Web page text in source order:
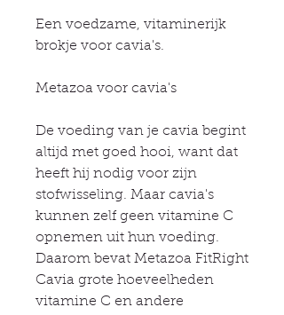
Een voedzame, vitaminerijk
brokje voor cavia's.
Metazoa voor cavia's
De voeding van je cavia begint
altijd met goed hooi, want dat
heeft hij nodig voor zijn
stofwisseling. Maar cavia's
kunnen zelf geen vitamine C
opnemen uit hun voeding.
Daarom bevat Metazoa FitRight
Cavia grote hoeveelheden
vitamine C en andere